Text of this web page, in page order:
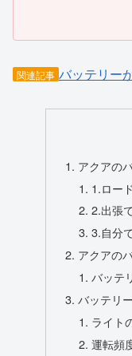
関連記事 バッテリー
アクアの
1.ロー
2.出張
3.自分
アクアの
バッテ
バッテリ
ライト
運転頻